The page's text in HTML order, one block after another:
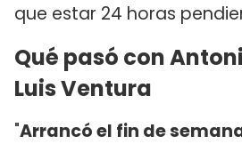
que estar 24 horas
Qué pasó con
Luis Ventura
"Arrancó el fin de